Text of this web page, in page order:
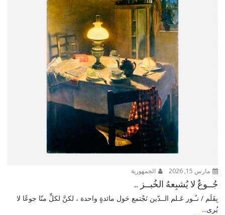
مارس 15, 2026 الجمهورية
جُــوعٌ لا يُشبِعهُ الخُبــز ..
بِقَلَم / نـُـور عَـلم الــدّين نَجْتمع حَول مائدةٍ واحدة ، لكنَّ لكلٍّ منّا جوعًا لا
يُرى...